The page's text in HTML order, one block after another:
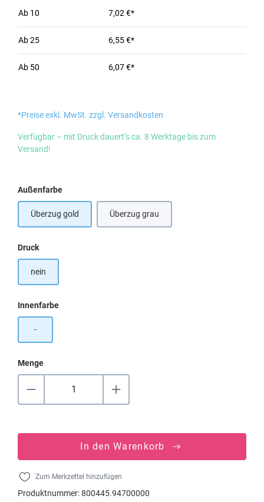
Ab 10 7,02 €*
Ab25 6,55 €*
Ab 50 6,07 €*
*Preise exkl. MwSt. zzgl. Versandkosten
Verfügbar – mit Druck dauert’s ca. 8 Werktage bis zum
Versand!
Außenfarbeauswählen
Überzug gold Überzug grau
Druckauswählen
nein
Innenfarbeauswählen
-
Menge
In den Warenkorb
Zum Merkzettel hinzufügen
Produktnummer:800445.94700000